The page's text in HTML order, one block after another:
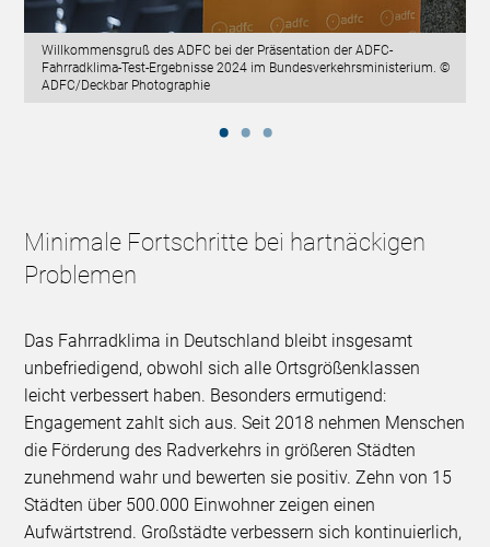
Willkommensgruß des ADFC bei der Präsentation der ADFC-
Fahrradklima-Test-Ergebnisse 2024 im Bundesverkehrsministerium. ©
ADFC/Deckbar Photographie
Minimale Fortschritte bei hartnäckigen
Problemen
Das Fahrradklima in Deutschland bleibt insgesamt
unbefriedigend, obwohl sich alle Ortsgrößenklassen
leicht verbessert haben. Besonders ermutigend:
Engagement zahlt sich aus. Seit 2018 nehmen Menschen
die Förderung des Radverkehrs in größeren Städten
zunehmend wahr und bewerten sie positiv. Zehn von 15
Städten über 500.000 Einwohner zeigen einen
Aufwärtstrend. Großstädte verbessern sich kontinuierlich,